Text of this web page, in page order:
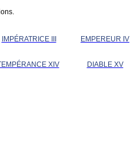
IMPÉRATRICE III EMPEREUR IV
XIV DIABLE XV